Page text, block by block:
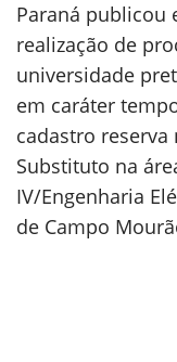
Paraná publicou
realização de
universidade
em caráter
cadastro
Substituto na
IV/Engenharia
de Campo